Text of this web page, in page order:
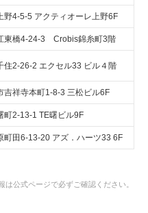
野4-5-5 アクティオーレ上野6F
東橋4-24-3 Crobis錦糸町3階​
住2-26-2 エクセル33 ビル４階
吉祥寺本町1-8-3 三松ビル6F
町2-13-1 TE曙ビル9F
町田6-13-20 アズ．ハーツ33 6F
公式ページで必ずご確認ください。